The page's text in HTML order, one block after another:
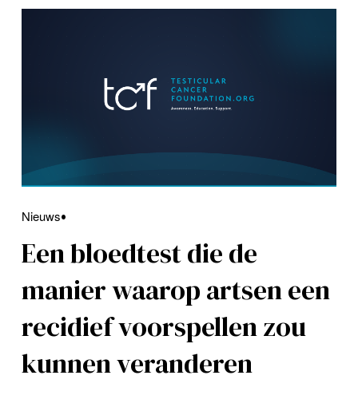
Nieuws
Een bloedtest die de
manier waarop artsen een
recidief voorspellen zou
kunnen veranderen